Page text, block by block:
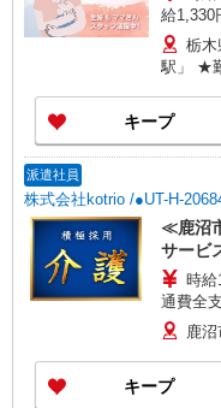
給1,330
円〜 ◆
護福祉士：時
給与幅は経験
り）
栃木
駅」 ★勤務地は3000ヶ所以上★ 自宅から通いや
い！！
キープ
派遣社員
株式会社kotrio /●UT-H-
≪鹿沼
サービ
時
通費全
鹿
キープ